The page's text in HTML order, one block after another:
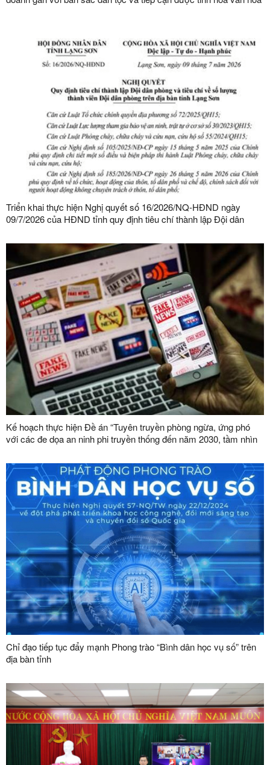
Triển khai thực hiện Nghị quyết số 16/2026/NQ-HĐND ngày
09/7/2026 của HĐND tỉnh quy định tiêu chí thành lập Đội dân
bàn tỉnh
Kế hoạch thực hiện Đề án “Tuyên truyền phòng ngừa, ứng phó
với các đe dọa an ninh phi truyền thống đến năm 2030, tầm nhìn
Chỉ đạo tiếp tục đẩy mạnh Phong trào “Bình dân học vụ số” trên
địa bàn tỉnh